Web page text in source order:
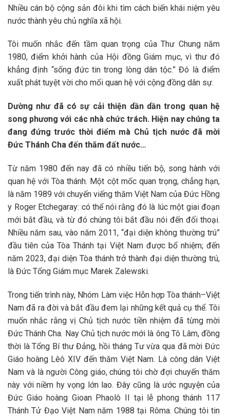
Nhiều cán bộ cộng sản đôi khi tìm cách biến khái niệm yêu
nước thành yêu chủ nghĩa xã hội.
Tôi muốn nhắc đến tầm quan trọng của Thư Chung năm
1980, điểm khởi hành của Hội đồng Giám mục, vì thư đó
khẳng định “sống đức tin trong lòng dân tộc.” Đó là điểm
xuất phát tuyệt vời cho mối quan hệ với cộng đồng dân sự.
Dường như đã có sự cải thiện dần dần trong quan hệ
song phương với các nhà chức trách. Hiện nay chúng ta
đang đứng trước thời điểm mà Chủ tịch nước đã mời
Đức Thánh Cha đến thăm đất nước…
Từ năm 1980 đến nay đã có nhiều tiến bộ, song hành với
quan hệ với Tòa thánh. Một cột mốc quan trọng, chẳng hạn,
là năm 1989 với chuyến viếng thăm Việt Nam của Đức Hồng
y Roger Etchegaray: có thể nói rằng đó là lúc một giai đoạn
mới bắt đầu, và từ đó chúng tôi bắt đầu nói đến đối thoại.
Nhiều năm sau, vào năm 2011, “đại diện không thường trú”
đầu tiên của Tòa Thánh tại Việt Nam được bổ nhiệm; đến
năm 2023, đại diện Tòa thánh trở thành đại diện thường trú,
là Đức Tổng Giám mục Marek Zalewski.
Trong tiến trình này, Nhóm Làm việc Hỗn hợp Tòa thánh–Việt
Nam đã ra đời và bắt đầu đem lại những kết quả cụ thể. Tôi
muốn nhắc rằng vị Chủ tịch nước tiền nhiệm đã từng mời
Đức Thánh Cha. Nay Chủ tịch nước mới là ông Tô Lâm, đồng
thời là Tổng Bí thư Đảng, hồi tháng Tư vừa qua đã mời Đức
Giáo hoàng Lêô XIV đến thăm Việt Nam. Là công dân Việt
Nam và là người Công giáo, chúng tôi chờ đợi chuyến thăm
này với niềm hy vọng lớn lao. Đây cũng là ước nguyện của
Đức Giáo hoàng Gioan Phaolô II tại lễ phong thánh 117
Thánh Tử Đạo Việt Nam năm 1988 tại Rôma. Chúng tôi tin